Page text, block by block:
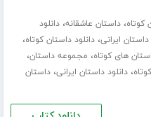
کوتاه،داستان عاشقانه،دانلود
داستان ایرانی،دانلود داستان کوتاه،
های کوتاه، مجموعه داستان،
،دانلود داستان ایرانی،داستان